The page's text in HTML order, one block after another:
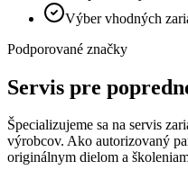
Výber vhodných
Podporované značky
Servis pre
Špecializujeme sa na servis
výrobcov. Ako autorizovaný
originálnym dielom a